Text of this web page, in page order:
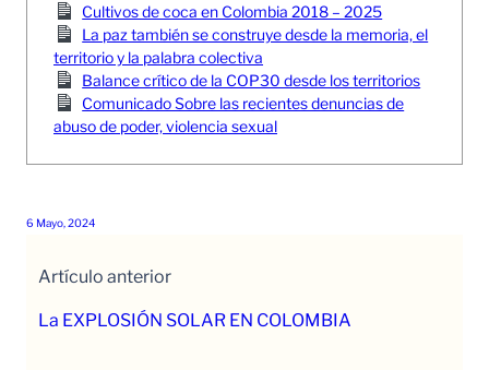
Cultivos de coca en Colombia 2018 – 2025
La paz también se construye desde la memoria, el
territorio y la palabra colectiva
Balance crítico de la COP30 desde los territorios
Comunicado Sobre las recientes denuncias de
abuso de poder, violencia sexual
6 Mayo, 2024
Artículo anterior
La EXPLOSIÓN SOLAR EN COLOMBIA